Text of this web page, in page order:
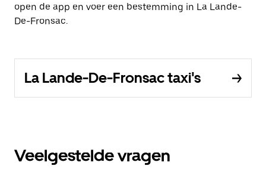
open de app en voer een bestemming in La Lande-
De-Fronsac.
La Lande-De-Fronsac taxi's
Veelgestelde vragen